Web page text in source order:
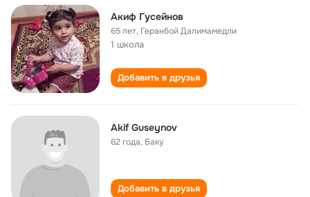
Акиф Гусейнов
65 лет, Геранбой Далимамедли
1 школа
Добавить в друзья
Akif Guseynov
62 года, Баку
Добавить в друзья